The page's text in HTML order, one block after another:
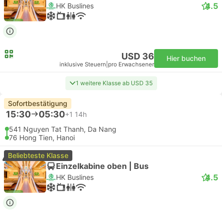
HK Buslines 4.5
USD 36
inklusive Steuern pro Erwachsener
Hier buchen
1 weitere Klasse ab USD 35
Sofortbestätigung
15:30 05:30+1 14h
541 Nguyen Tat Thanh, Da Nang
76 Hong Tien, Hanoi
Beliebteste Klasse
Einzelkabine oben | Bus
HK Buslines 4.5